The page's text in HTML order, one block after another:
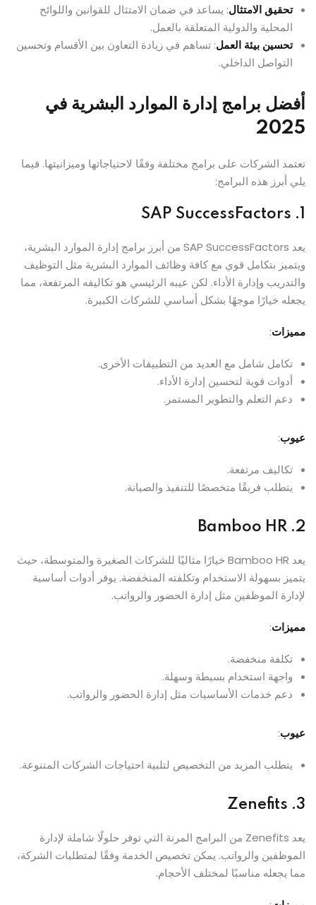
تحقيق الامتثال: يساعد في ضمان الامتثال للقوانين واللوائح
المحلية والدولية المتعلقة بالعمل.
تحسين بيئة العمل: تساهم في زيادة التعاون بين الأقسام وتحسين
التواصل الداخلي.
أفضل برامج إدارة الموارد البشرية في
2025
تعتمد الشركات على برامج مختلفة وفقًا لاحتياجاتها وميزانيتها. فيما
يلي أبرز هذه البرامج:
SAP SuccessFactors
يعد SAP SuccessFactors من أبرز برامج إدارة الموارد البشرية،
ويتميز بتكامل قوي مع كافة وظائف الموارد البشرية مثل التوظيف
والتدريب وإدارة الأداء. لكن عيبه الرئيسي هو تكاليفه المرتفعة، مما
يجعله خيارًا موجهًا بشكل أساسي للشركات الكبيرة.
مميزات:
تكامل شامل مع العديد من التطبيقات الأخرى.
أدوات قوية لتحسين إدارة الأداء.
دعم التعلم والتطوير المستمر.
عيوب:
تكاليف مرتفعة.
يتطلب فريقًا متخصصًا للتنفيذ والصيانة.
2.
Bamboo HR
يعد Bamboo HR خيارًا مثاليًا للشركات الصغيرة والمتوسطة، حيث
يتميز بسهولة الاستخدام وتكلفته المنخفضة. يوفر أدوات أساسية
لإدارة الموظفين مثل إدارة الحضور والرواتب.
مميزات:
تكلفة منخفضة.
واجهة استخدام بسيطة وسهلة.
دعم خدمات الأساسيات مثل إدارة الحضور والرواتب.
عيوب:
يتطلب المزيد من التخصيص لتلبية احتياجات الشركات المتنوعة.
3.
Zenefits
يعد Zenefits من البرامج المرنة التي توفر حلولًا شاملة لإدارة
الموظفين والرواتب. يمكن تخصيص الخدمة وفقًا لمتطلبات الشركة،
مما يجعله مناسبًا لمختلف الأحجام.